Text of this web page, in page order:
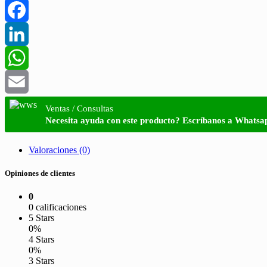
Facebook
LinkedIn
WhatsApp
Email
Ventas / Consultas
Necesita ayuda con este producto? Escríbanos a
Valoraciones (0)
Opiniones de clientes
0
0 calificaciones
5 Stars
0%
4 Stars
0%
3 Stars